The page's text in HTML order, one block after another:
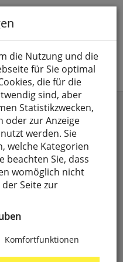
die Nutzung und die
für Sie optimal
die für die
sind, aber
Statistikzwecken,
oder zur Anzeige
werden. Sie
welche Kategorien
beachten Sie, dass
womöglich nicht
Seite zur
Komfortfunktionen